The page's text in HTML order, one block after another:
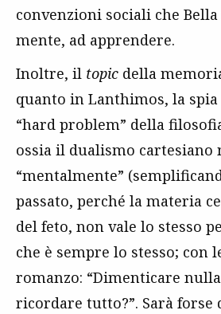
convenzioni sociali che
mente, ad apprendere.
Inoltre, il topic della
quanto in Lanthimos, la
“hard problem” della
ossia il dualismo cartesiano
“mentalmente”
passato, perché la materia
del feto, non vale lo stesso
che è sempre lo stesso; con
romanzo: “Dimenticare
ricordare tutto?”. Sarà forse